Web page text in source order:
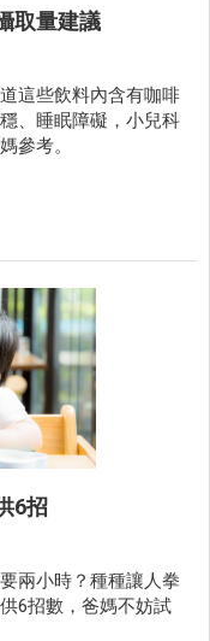
取量建議
這些飲料內含有咖啡
、睡眠障礙，小兒科
參考。
6招
兩小時？種種讓人拳
6招數，爸媽不妨試